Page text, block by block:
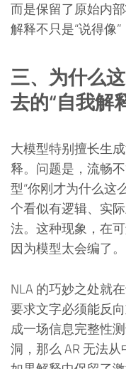
而是保留了原始内
解释不只是“说得像”
三、为什么
去的“自我解
大模型特别擅长生
释。问题是，流畅
型“你刚才为什么这
个看似有逻辑、实
法。这种现象，在
因为模型太会编了。
NLA 的巧妙之处就
要求文字必须能反
成一场信息完整性
洞，那么 AR 无法